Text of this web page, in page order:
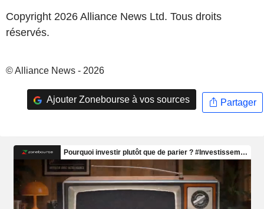
Copyright 2026 Alliance News Ltd. Tous droits
réservés.
© Alliance News - 2026
Ajouter Zonebourse à vos sources Partager